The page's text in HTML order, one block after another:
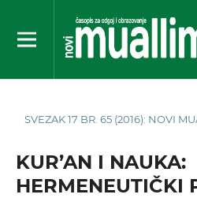
SVEZAK 17 BR. 65 (2016): NOVI
KUR’AN I NAUKA:
HERMENEUTIČKI